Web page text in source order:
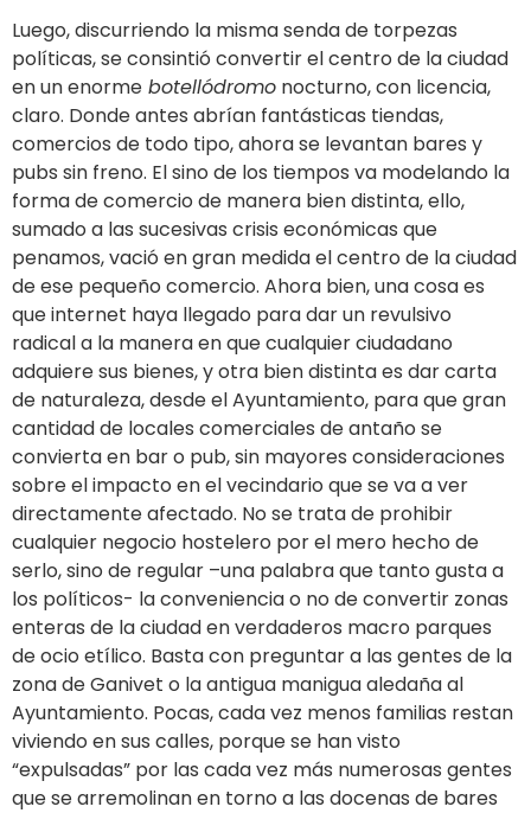
Luego, discurriendo la misma senda de torpezas
políticas, se consintió convertir el centro de la ciudad
en un enorme botellódromo nocturno, con licencia,
claro. Donde antes abrían fantásticas tiendas,
comercios de todo tipo, ahora se levantan bares y
pubs sin freno. El sino de los tiempos va modelando la
forma de comercio de manera bien distinta, ello,
sumado a las sucesivas crisis económicas que
penamos, vació en gran medida el centro de la ciudad
de ese pequeño comercio. Ahora bien, una cosa es
que internet haya llegado para dar un revulsivo
radical a la manera en que cualquier ciudadano
adquiere sus bienes, y otra bien distinta es dar carta
de naturaleza, desde el Ayuntamiento, para que gran
cantidad de locales comerciales de antaño se
convierta en bar o pub, sin mayores consideraciones
sobre el impacto en el vecindario que se va a ver
directamente afectado. No se trata de prohibir
cualquier negocio hostelero por el mero hecho de
serlo, sino de regular –una palabra que tanto gusta a
los políticos- la conveniencia o no de convertir zonas
enteras de la ciudad en verdaderos macro parques
de ocio etílico. Basta con preguntar a las gentes de la
zona de Ganivet o la antigua manigua aledaña al
Ayuntamiento. Pocas, cada vez menos familias restan
viviendo en sus calles, porque se han visto
“expulsadas” por las cada vez más numerosas gentes
que se arremolinan en torno a las docenas de bares